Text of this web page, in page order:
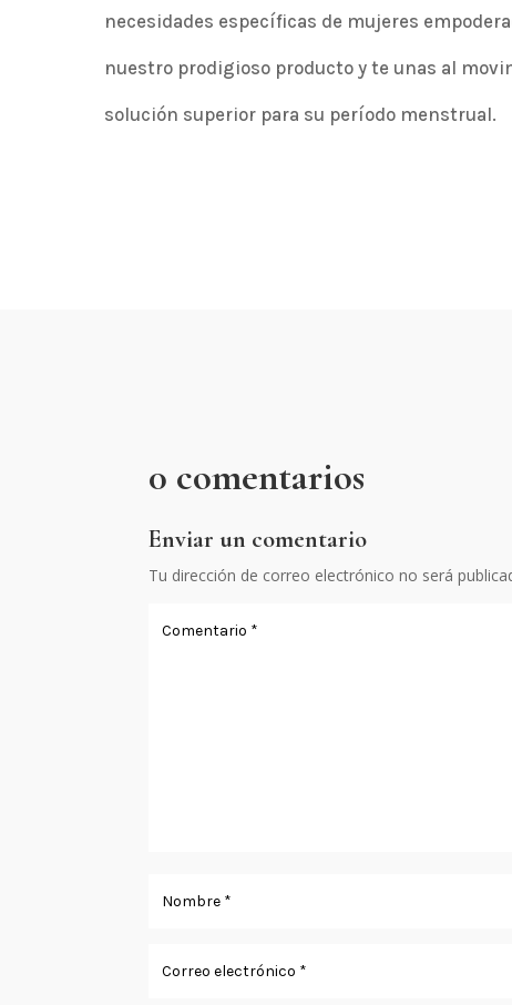
necesidades específicas de mujeres
nuestro prodigioso producto y te unas al
solución superior para su período menstrual.
0 comentarios
Enviar un comentario
Tu dirección de correo electrónico no será